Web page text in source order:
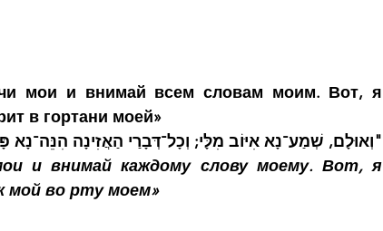
мои и внимай всем словам моим. Вот, я
в гортани моей»
"וְאוּלָם, שְׁמַע־נָא אִיּוֹב מִלָּי; וְכָל־דְּבָרַי הַאֲזִינָה
и внимай каждому слову моему. Вот, я
мой во рту моем»